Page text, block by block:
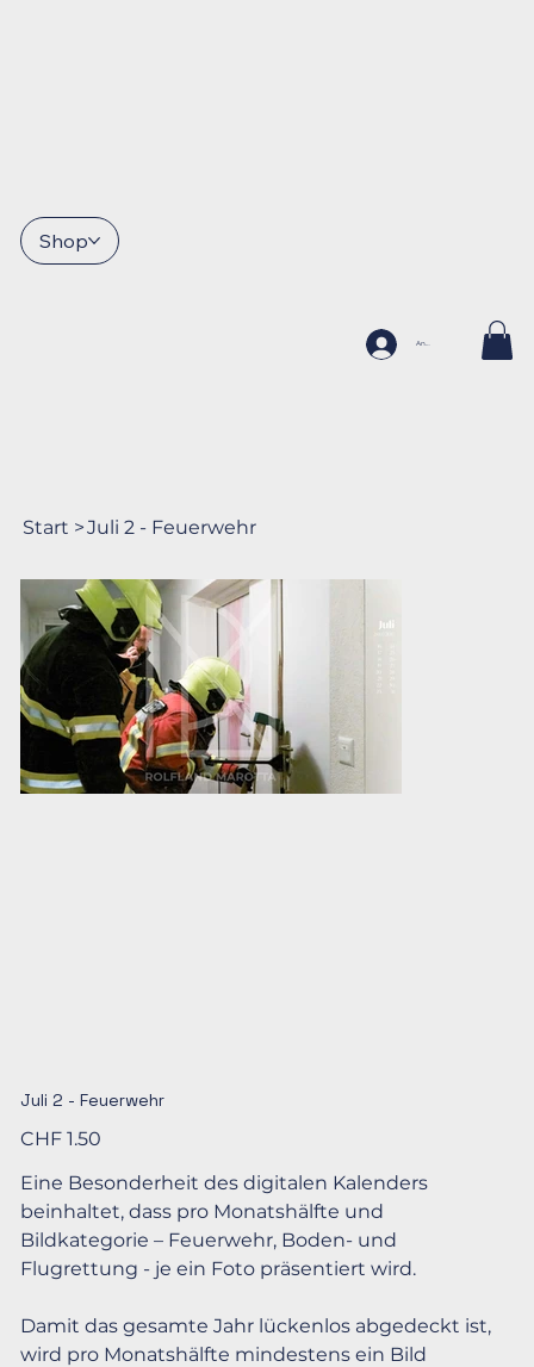
Start >Juli 2 - Feuerwehr
Juli 2 - Feuerwehr
Preis
CHF 1.50
Eine Besonderheit des digitalen Kalenders
beinhaltet, dass pro Monatshälfte und
Bildkategorie – Feuerwehr, Boden- und
Flugrettung - je ein Foto präsentiert wird.
Damit das gesamte Jahr lückenlos abgedeckt ist,
wird pro Monatshälfte mindestens ein Bild
Shop
Anmelden